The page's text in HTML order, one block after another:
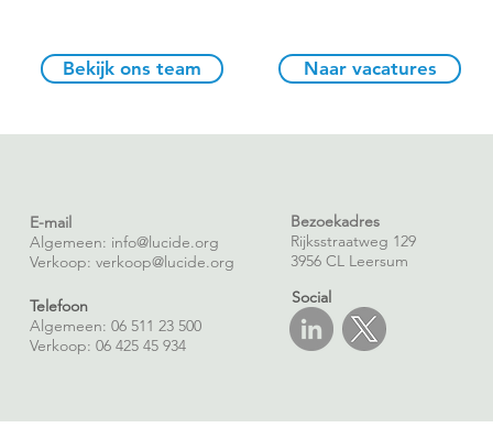
Bekijk ons team Naar vacatures
E-mail
Algemeen: info@lucide.org
Verkoop: verkoop@lucide.org
Telefoon
Algemeen: 06 511 23 500
Verkoop: 06 425 45 934
Bezoekadres
Rijksstraatweg 129
3956 CL Leersum
Social